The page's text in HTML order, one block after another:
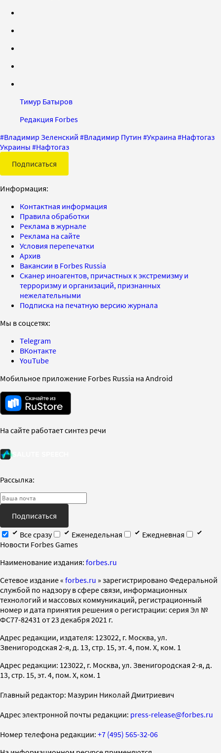
Тимур Батыров
Редакция Forbes
#Владимир Зеленский #Владимир Путин #Украина #Нафтогаз
Украины #Нафтогаз
Подписаться
Информация:
Контактная информация
Правила обработки
Реклама в журнале
Реклама на сайте
Условия перепечатки
Архив
Вакансии в Forbes Russia
Сканер иноагентов, причастных к экстремизму и
терроризму и организаций, признанных
нежелательными
Подписка на печатную версию журнала
Мы в соцсетях:
Telegram
ВКонтакте
YouTube
Мобильное приложение Forbes Russia на Android
На сайте работает синтез речи
Рассылка:
Подписаться
Все сразу
Еженедельная
Ежедневная
Новости Forbes Games
Наименование издания: forbes.ru
Cетевое издание « forbes.ru » зарегистрировано Федеральной
службой по надзору в сфере связи, информационных
технологий и массовых коммуникаций, регистрационный
номер и дата принятия решения о регистрации: серия Эл №
ФС77-82431 от 23 декабря 2021 г.
Адрес редакции, издателя: 123022, г. Москва, ул.
Звенигородская 2-я, д. 13, стр. 15, эт. 4, пом. X, ком. 1
Адрес редакции: 123022, г. Москва, ул. Звенигородская 2-я, д.
13, стр. 15, эт. 4, пом. X, ком. 1
Главный редактор: Мазурин Николай Дмитриевич
Адрес электронной почты редакции: press-release@forbes.ru
Номер телефона редакции: +7 (495) 565-32-06